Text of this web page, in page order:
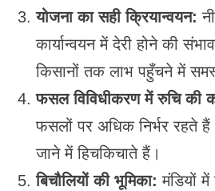
योजना का सही क्रियान्वयन:
कार्यान्वयन में देरी होने की
किसानों तक लाभ पहुँचने में
फसल विविधीकरण में रुचि की
फसलों पर अधिक निर्भर रहते
जाने में हिचकिचाते हैं।
बिचौलियों की भूमिका: मंडियों में